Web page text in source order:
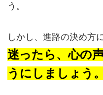
う。
しかし、進路の決め方
迷ったら、心の
うにしましょう。